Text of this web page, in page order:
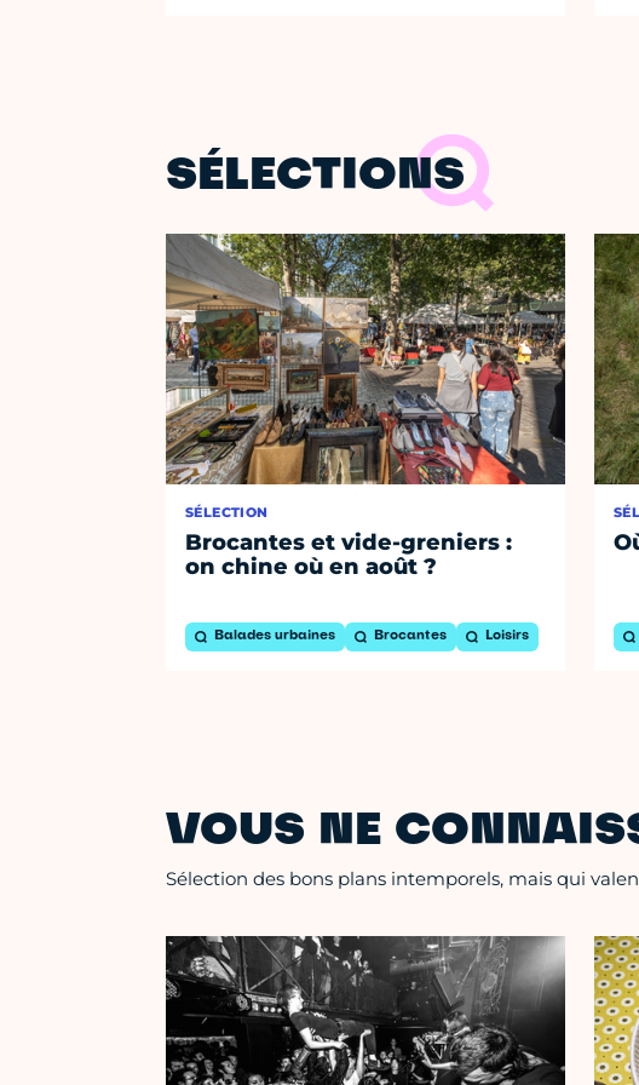
SÉLECTIONS
SÉLECTION
Brocantes et vide-greniers :
on chine où en août ?
Balades urbaines Brocantes Loisirs
VOUS NE
Sélection des bons plans intemporels, mais qui